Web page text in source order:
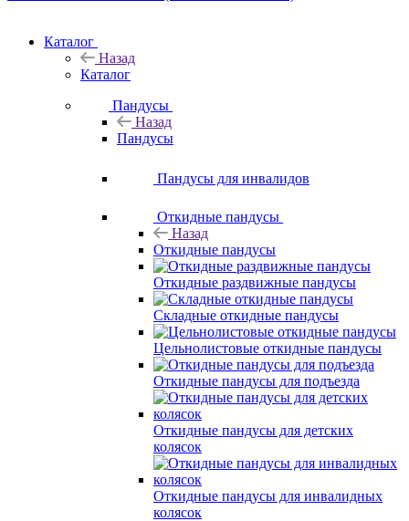
Каталог
Назад
Каталог
Пандусы
Назад
Пандусы
Пандусы для инвалидов
Откидные пандусы
Назад
Откидные пандусы
Откидные раздвижные пандусы
Складные откидные пандусы
Цельнолистовые откидные пандусы
Откидные пандусы для подъезда
Откидные пандусы для детских
колясок
Откидные пандусы для инвалидных
колясок